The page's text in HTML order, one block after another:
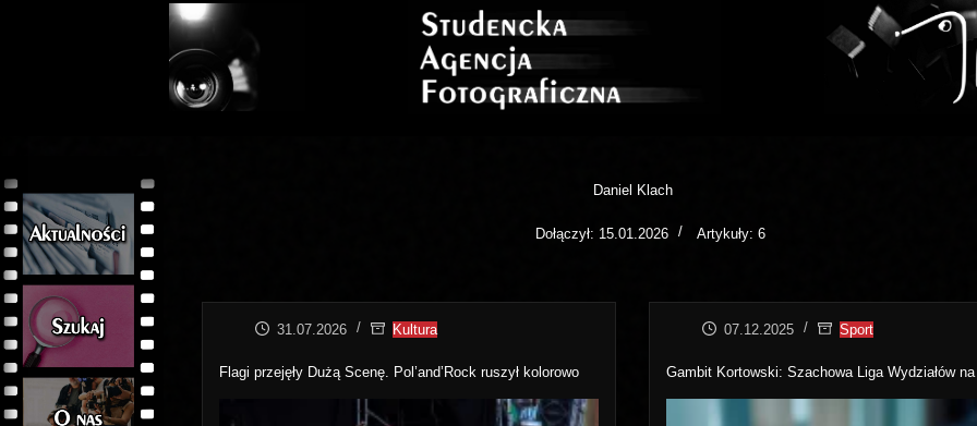
Daniel Klach
Dołączył: 15.01.2026 Artykuły: 6
31.07.2026 Kultura
Flagi przejęły Dużą Scenę. Pol’and’Rock ruszył kolorowo
07.12.2025 Sport
Gambit Kortowski: Szachowa Liga Wydziałów na